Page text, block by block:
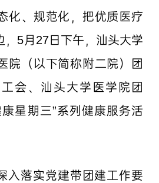
化、规范化，把优质医疗
，5月27日下午，汕头大学
院（以下简称附二院）团
会、汕头大学医学院团
星期三”系列健康服务活
入落实党建带团建工作要